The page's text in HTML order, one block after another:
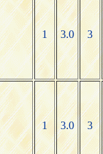
1 3.0 3
1 3.0 3